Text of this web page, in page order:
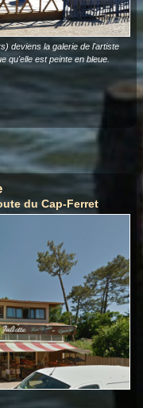
deviens la galerie de l'artiste
qu'elle est peinte en bleue.
du Cap-Ferret